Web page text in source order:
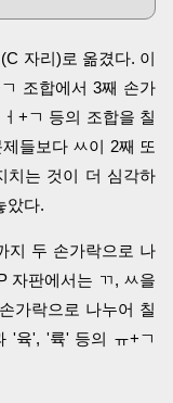
자리)로 옮겼다. 이
조합에서 3째 손가
+ㄱ 등의 조합을 칠
들보다 ㅆ이 2째 또
치는 것이 더 심각하
았다.
지 두 손가락으로 나
자판에서는 ㄲ, ㅆ을
가락으로 나누어 칠
'육', '륙' 등의 ㅠ+ㄱ